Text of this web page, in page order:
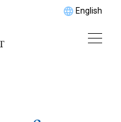
English